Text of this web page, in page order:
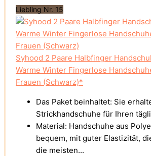
Liebling Nr. 15
Syhood 2 Paare Halbfinger
Warme Winter Fingerlose
Frauen (Schwarz)*
Das Paket beinhaltet: Sie
Strickhandschuhe für Ihren
Material: Handschuhe aus
bequem, mit guter Elastizität,
die meisten...